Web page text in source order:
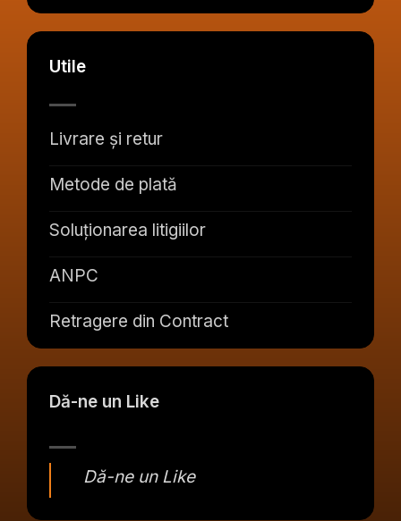
Utile
Livrare și retur
Metode de plată
Soluționarea litigiilor
ANPC
Retragere din Contract
Dă-ne un Like
Dă-ne un Like